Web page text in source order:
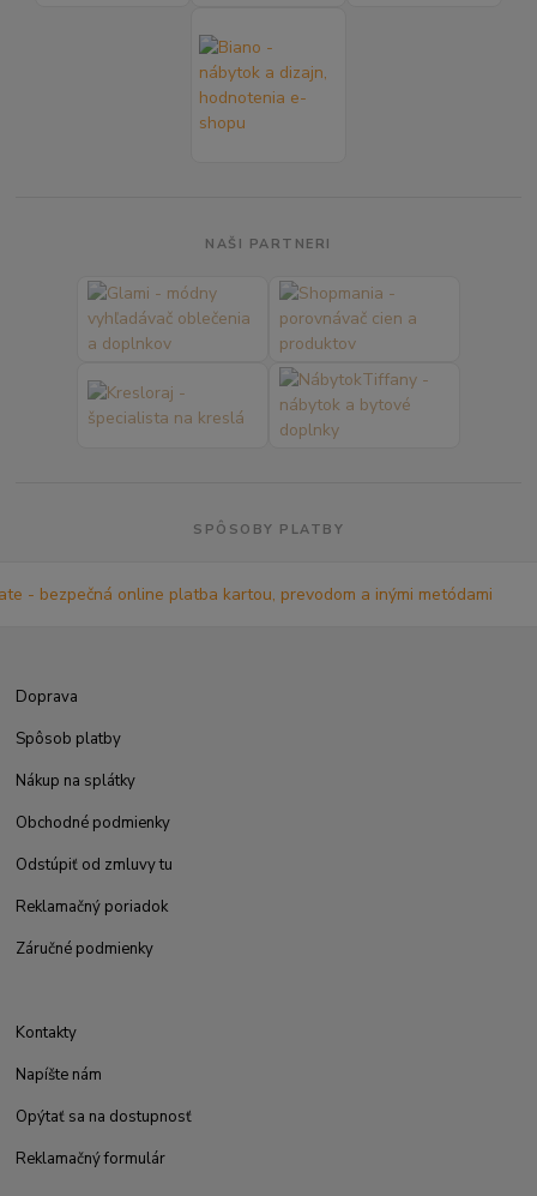
NAŠI PARTNERI
SPÔSOBY PLATBY
Doprava
Spôsob platby
Nákup na splátky
Obchodné podmienky
Odstúpiť od zmluvy tu
Reklamačný poriadok
Záručné podmienky
Kontakty
Napíšte nám
Opýtať sa na dostupnosť
Reklamačný formulár